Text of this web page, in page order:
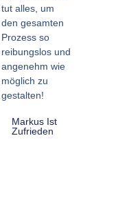
tut alles, um
den gesamten
Prozess so
reibungslos und
angenehm wie
möglich zu
gestalten!
Markus Ist
Zufrieden